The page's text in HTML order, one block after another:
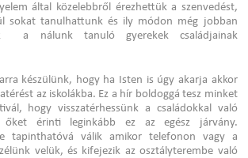
által közelebbről érezhettük a szenvedést,
sokat tanulhattunk és ily módon még jobban
a nálunk tanuló gyerekek családjainak
készülünk, hogy ha Isten is úgy akarja akkor
az iskolákba. Ez a hír boldoggá tesz minket
hogy visszatérhessünk a családokkal való
őket érinti leginkább ez az egész járvány.
tapinthatóvá válik amikor telefonon vagy a
velük, és kifejezik az osztályterembe való